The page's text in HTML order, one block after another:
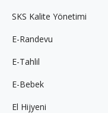
SKS Kalite Yönetimi
E-Randevu
E-Tahlil
E-Bebek
El Hijyeni